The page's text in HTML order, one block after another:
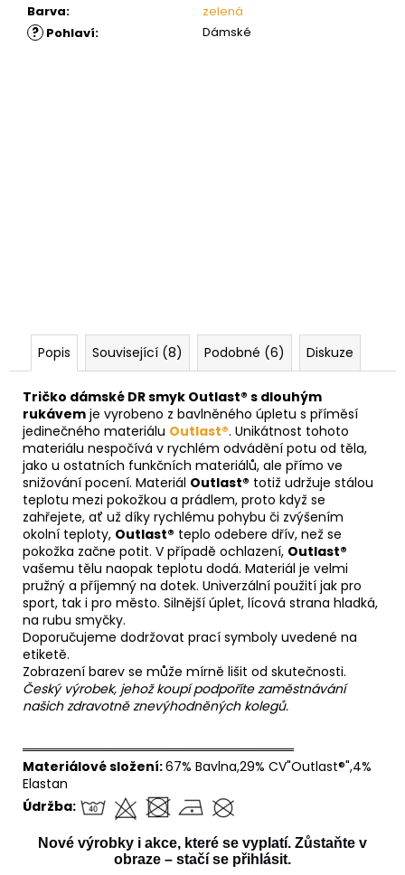
Barva: zelená
? Pohlaví: Dámské
Popis Související (8) Podobné (6) Diskuze
Tričko dámské DR smyk Outlast® s dlouhým
rukávem je vyrobeno z bavlněného úpletu s příměsí
jedinečného materiálu Outlast®. Unikátnost tohoto
materiálu nespočívá v rychlém odvádění potu od těla,
jako u ostatních funkčních materiálů, ale přímo ve
snižování pocení. Materiál Outlast® totiž udržuje stálou
teplotu mezi pokožkou a prádlem, proto když se
zahřejete, ať už díky rychlému pohybu či zvýšením
okolní teploty, Outlast® teplo odebere dřív, než se
pokožka začne potit. V případě ochlazení, Outlast®
vašemu tělu naopak teplotu dodá. Materiál je velmi
pružný a příjemný na dotek. Univerzální použití jak pro
sport, tak i pro město. Silnější úplet, lícová strana hladká,
na rubu smyčky.
Doporučujeme dodržovat prací symboly uvedené na
etiketě.
Zobrazení barev se může mírně lišit od skutečnosti.
Český výrobek, jehož koupí podpoříte zaměstnávání
našich zdravotně znevýhodněných kolegů.
══════════════════════════════
Materiálové složení:67% Bavlna,29% CV"Outlast®",4%
Elastan
Údržba:
Nové výrobky i akce, které se vyplatí. Zůstaňte v
obraze – stačí se přihlásit.